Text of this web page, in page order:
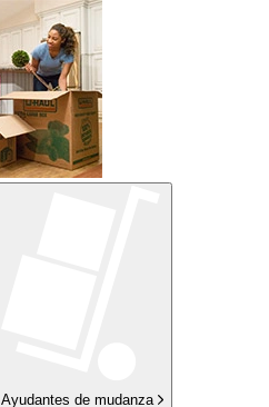
Ayudantes de mudanza